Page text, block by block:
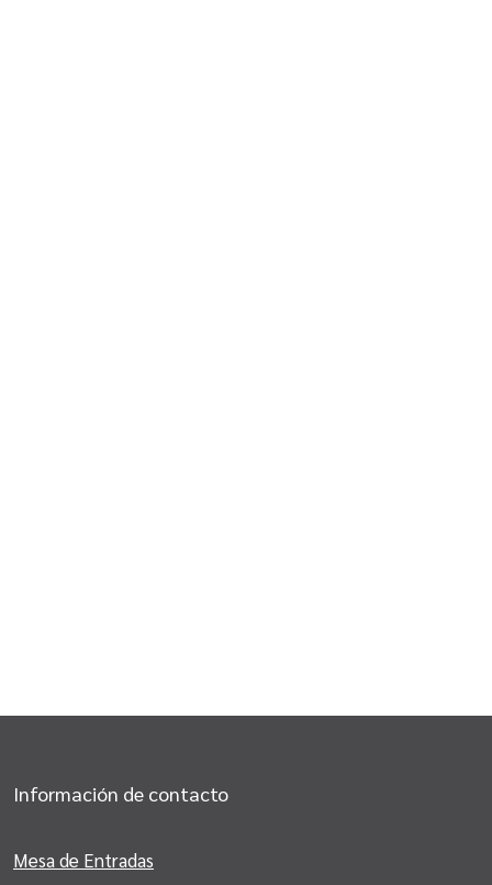
Información de contacto
Mesa de Entradas